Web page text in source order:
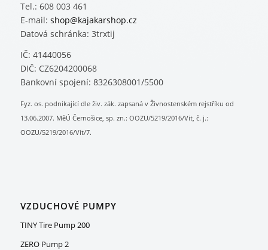
Tel.: 608 003 461
E-mail: shop@kajakarshop.cz
Datová schránka: 3trxtij
IČ: 41440056
DIČ: CZ6204200068
Bankovní spojení: 8326308001/5500
Fyz. os. podnikající dle živ. zák. zapsaná v Živnostenském rejstříku od
13.06.2007. MěÚ Černošice, sp. zn.: OOZU/5219/2016/Vit, č. j.:
OOZU/5219/2016/Vit/7.
VZDUCHOVÉ PUMPY
TINY Tire Pump 200
ZERO Pump 2